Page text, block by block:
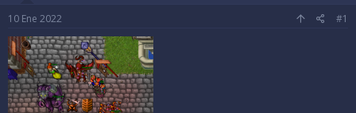
a
i
10 Ene 2022 #1